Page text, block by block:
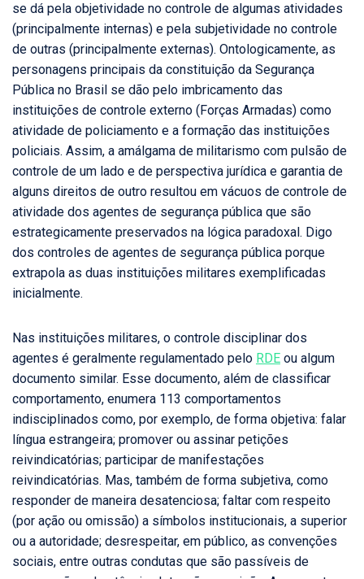
se dá pela objetividade no controle de algumas atividades
(principalmente internas) e pela subjetividade no controle
de outras (principalmente externas). Ontologicamente, as
personagens principais da constituição da Segurança
Pública no Brasil se dão pelo imbricamento das
instituições de controle externo (Forças Armadas) como
atividade de policiamento e a formação das instituições
policiais. Assim, a amálgama de militarismo com pulsão de
controle de um lado e de perspectiva jurídica e garantia de
alguns direitos de outro resultou em vácuos de controle de
atividade dos agentes de segurança pública que são
estrategicamente preservados na lógica paradoxal. Digo
dos controles de agentes de segurança pública porque
extrapola as duas instituições militares exemplificadas
inicialmente.
Nas instituições militares, o controle disciplinar dos
agentes é geralmente regulamentado pelo RDE ou algum
documento similar. Esse documento, além de classificar
comportamento, enumera 113 comportamentos
indisciplinados como, por exemplo, de forma objetiva: falar
língua estrangeira; promover ou assinar petições
reivindicatórias; participar de manifestações
reivindicatórias. Mas, também de forma subjetiva, como
responder de maneira desatenciosa; faltar com respeito
(por ação ou omissão) a símbolos institucionais, a superior
ou a autoridade; desrespeitar, em público, as convenções
sociais, entre outras condutas que são passíveis de